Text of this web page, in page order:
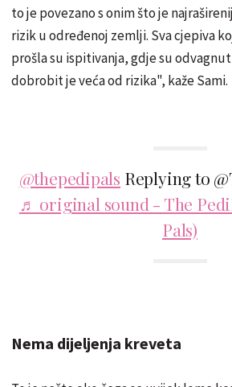
to je povezano s onim što je
rizik u određenoj zemlji. Sva cjepiva
prošla su ispitivanja, gdje su
dobrobit je veća od rizika", kaže Sami.
@thepedipals Replying to
♬ original sound - The
Pals)
Nema dijeljenja kreveta